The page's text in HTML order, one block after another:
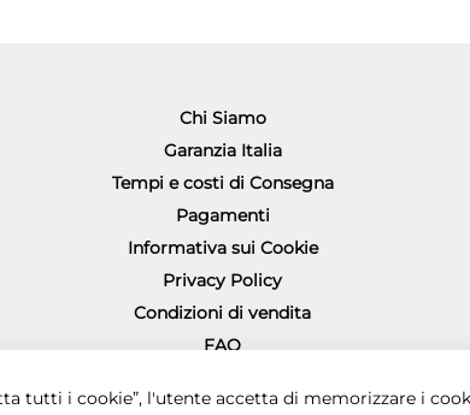
Chi Siamo
Garanzia Italia
Tempi e costi di Consegna
Pagamenti
Informativa sui Cookie
Privacy Policy
Condizioni di vendita
FAQ